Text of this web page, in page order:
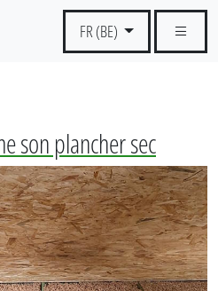
FR (BE)
son plancher sec